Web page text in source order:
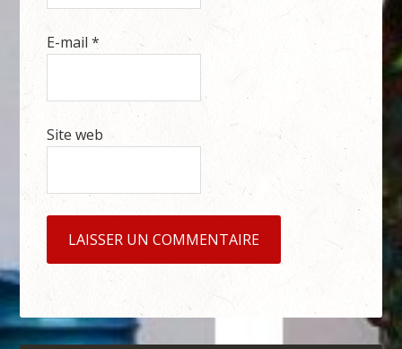
E-mail*
Site web